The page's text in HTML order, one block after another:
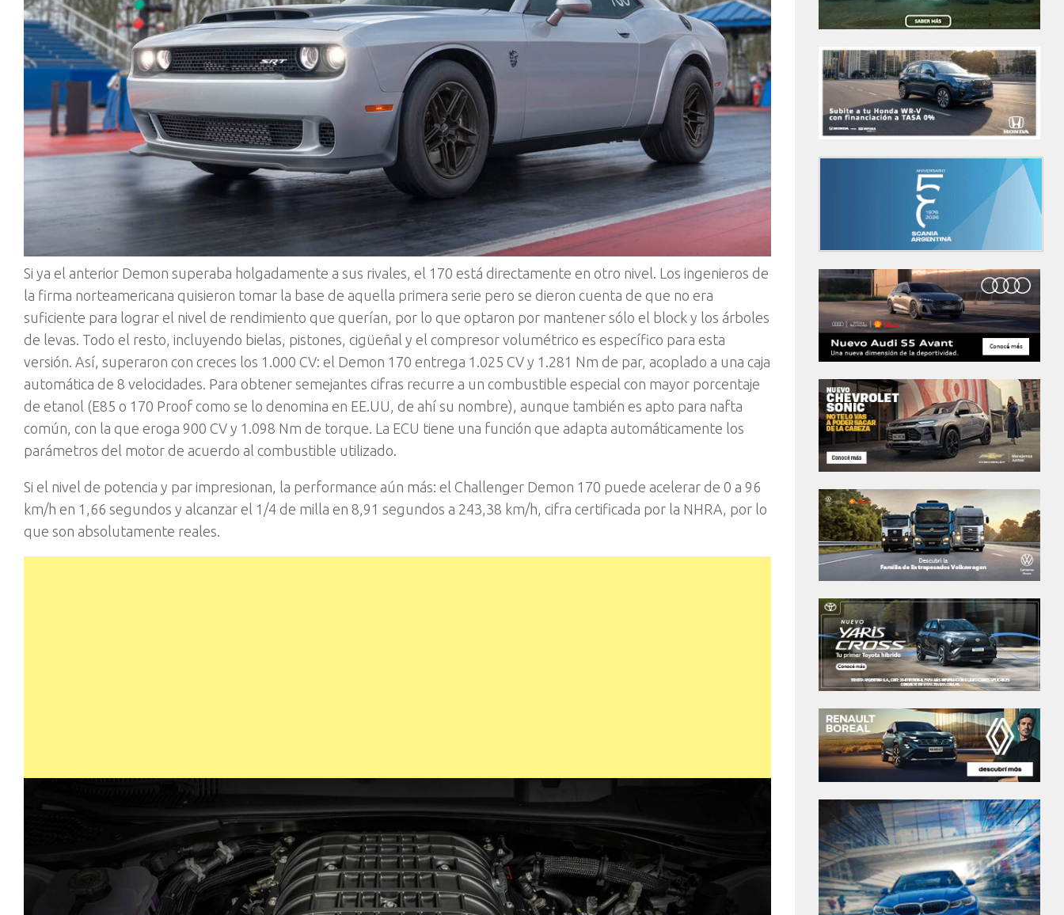
Si ya el anterior Demon superaba holgadamente a sus rivales, el 170 está directamente en otro nivel. Los ingenieros de
la firma norteamericana quisieron tomar la base de aquella primera serie pero se dieron cuenta de que no era
suficiente para lograr el nivel de rendimiento que querían, por lo que optaron por mantener sólo el block y los árboles
de levas. Todo el resto, incluyendo bielas, pistones, cigüeñal y el compresor volumétrico es específico para esta
versión. Así, superaron con creces los 1.000 CV: el Demon 170 entrega 1.025 CV y 1.281 Nm de par, acoplado a una caja
automática de 8 velocidades. Para obtener semejantes cifras recurre a un combustible especial con mayor porcentaje
de etanol (E85 o 170 Proof como se lo denomina en EE.UU, de ahí su nombre), aunque también es apto para nafta
común, con la que eroga 900 CV y 1.098 Nm de torque. La ECU tiene una función que adapta automáticamente los
parámetros del motor de acuerdo al combustible utilizado.
Si el nivel de potencia y par impresionan, la performance aún más: el Challenger Demon 170 puede acelerar de 0 a 96
km/h en 1,66 segundos y alcanzar el 1/4 de milla en 8,91 segundos a 243,38 km/h, cifra certificada por la NHRA, por lo
que son absolutamente reales.